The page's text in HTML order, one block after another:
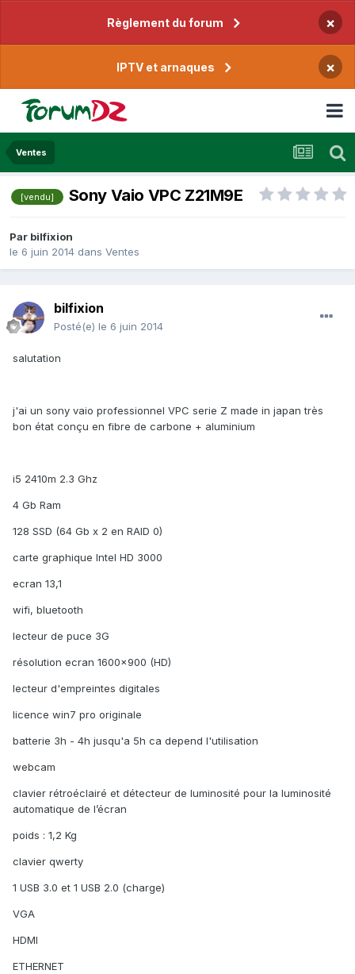
Règlement du forum ×
IPTV et arnaques ×
Ventes
[vendu] Sony Vaio VPC Z21M9E
Par bilfixion
le 6 juin 2014 dans Ventes
bilfixion
Posté(e) le 6 juin 2014
salutation
j'ai un sony vaio professionnel VPC serie Z made in japan très
bon état conçu en fibre de carbone + aluminium
i5 2410m 2.3 Ghz
4 Gb Ram
128 SSD (64 Gb x 2 en RAID 0)
carte graphique Intel HD 3000
ecran 13,1
wifi, bluetooth
lecteur de puce 3G
résolution ecran 1600x900 (HD)
lecteur d'empreintes digitales
licence win7 pro originale
batterie 3h - 4h jusqu'a 5h ca depend l'utilisation
webcam
clavier rétroéclairé et détecteur de luminosité pour la luminosité
automatique de l’écran
poids : 1,2 Kg
clavier qwerty
1 USB 3.0 et 1 USB 2.0 (charge)
VGA
HDMI
ETHERNET